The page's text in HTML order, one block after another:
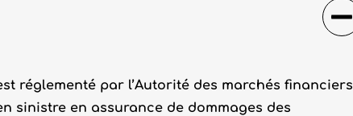
réglementé par l’Autorité des marchés financiers
sinistre en assurance de dommages des